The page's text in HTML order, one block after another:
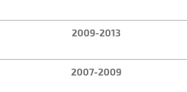
2009-2013
2007-2009